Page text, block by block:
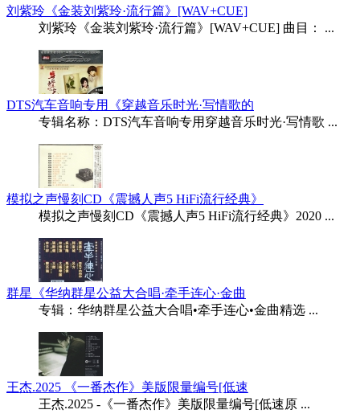
刘紫玲《金装刘紫玲·流行篇》[WAV+CUE]
刘紫玲《金装刘紫玲·流行篇》[WAV+CUE] 曲目： ...
DTS汽车音响专用《穿越音乐时光·写情歌的
专辑名称：DTS汽车音响专用穿越音乐时光·写情歌 ...
模拟之声慢刻CD《震撼人声5 HiFi流行经典》
模拟之声慢刻CD《震撼人声5 HiFi流行经典》2020 ...
群星《华纳群星公益大合唱·牵手连心·金曲
专辑：华纳群星公益大合唱•牵手连心•金曲精选 ...
王杰.2025 《一番杰作》美版限量编号[低速
王杰.2025 -《一番杰作》美版限量编号[低速原 ...